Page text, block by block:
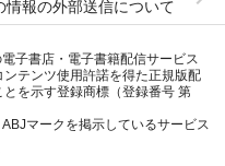
情報の外部送信について
子書店・電子書籍配信サービス
テンツ使用許諾を得た正規版配
を示す登録商標（登録番号 第
マークを掲示しているサービス